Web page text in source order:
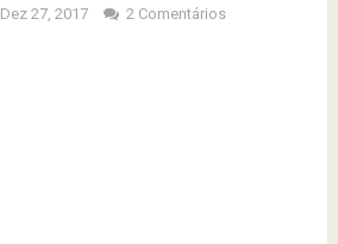
Dez 27, 2017 2 Comentários